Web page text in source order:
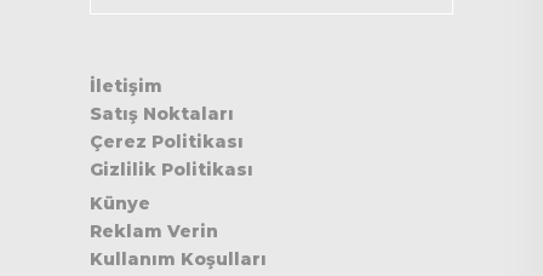
İletişim
Satış Noktaları
Çerez Politikası
Gizlilik Politikası
Künye
Reklam Verin
Kullanım Koşulları